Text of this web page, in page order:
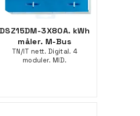
DSZ15DM-3X80A. kWh
måler. M-Bus
TN/IT nett. Digital. 4
moduler. MID.